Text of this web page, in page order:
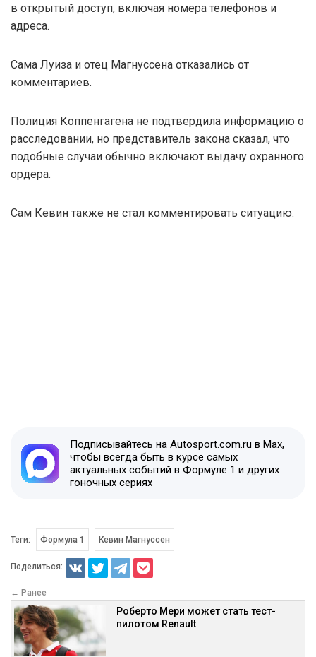
в открытый доступ, включая номера телефонов и
адреса.
Сама Луиза и отец Магнуссена отказались от
комментариев.
Полиция Коппенгагена не подтвердила информацию о
расследовании, но представитель закона сказал, что
подобные случаи обычно включают выдачу охранного
ордера.
Сам Кевин также не стал комментировать ситуацию.
Подписывайтесь на Autosport.com.ru в Max,
чтобы всегда быть в курсе самых
актуальных событий в Формуле 1 и других
гоночных сериях
Теги: Формула 1 Кевин Магнуссен
Поделиться:
← Ранее
Роберто Мери может стать тест-
пилотом Renault